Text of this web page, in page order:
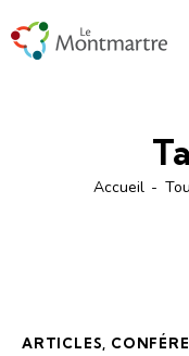
Accueil
ARTICLES